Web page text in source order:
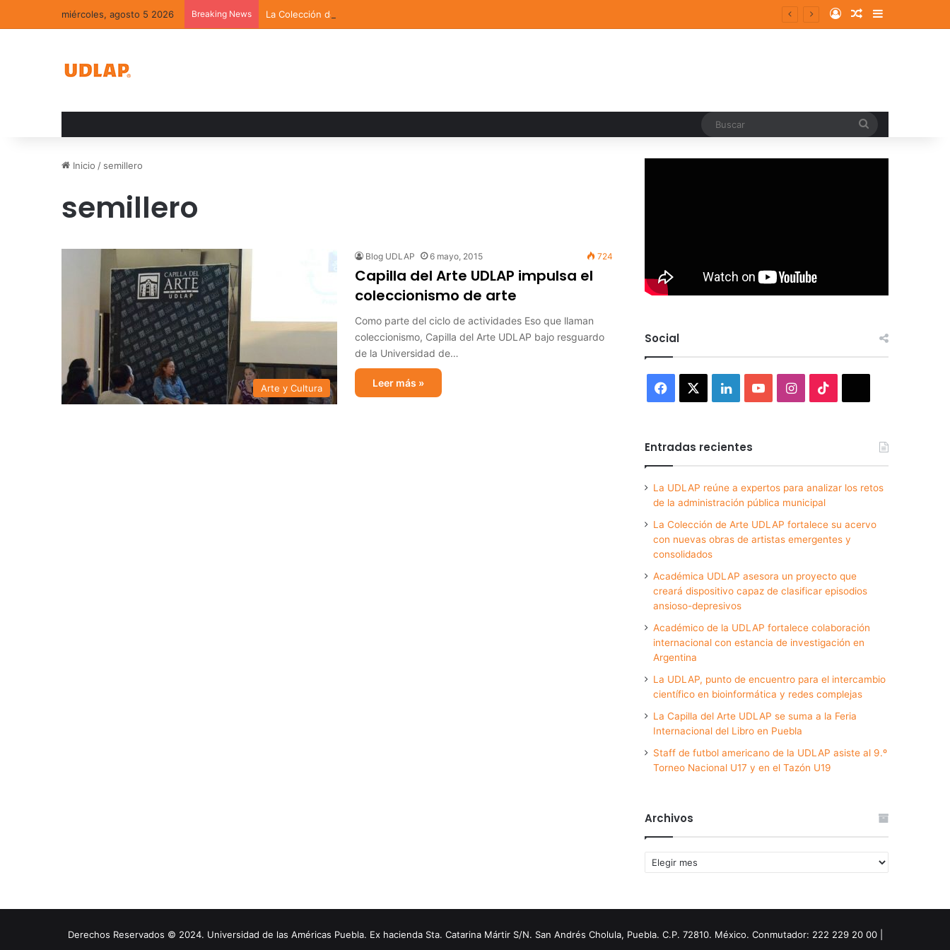
miércoles, agosto 5 2026 Breaking News La Colección de Arte UDLAP fortalece su acervo con nuevas obras de artistas emergentes y consolidados Log InRandom Article
Sidebar
Inicio / semillero
semillero
Arte y Cultura
Blog UDLAP 6 mayo, 2015 724
Capilla del Arte UDLAP impulsa el
coleccionismo de arte
Como parte del ciclo de actividades Eso que llaman
coleccionismo, Capilla del Arte UDLAP bajo resguardo
de la Universidad de…
Leer más »
Social
Facebook LinkedInYouTubeInstagram
Entradas recientes
La UDLAP reúne a expertos para analizar los retos
de la administración pública municipal
La Colección de Arte UDLAP fortalece su acervo
con nuevas obras de artistas emergentes y
consolidados
Académica UDLAP asesora un proyecto que
creará dispositivo capaz de clasificar episodios
ansioso-depresivos
Académico de la UDLAP fortalece colaboración
internacional con estancia de investigación en
Argentina
La UDLAP, punto de encuentro para el intercambio
científico en bioinformática y redes complejas
La Capilla del Arte UDLAP se suma a la Feria
Internacional del Libro en Puebla
Staff de futbol americano de la UDLAP asiste al 9.º
Torneo Nacional U17 y en el Tazón U19
Archivos
Archivos
Derechos Reservados © 2024. Universidad de las Américas Puebla. Ex hacienda Sta. Catarina Mártir S/N. San Andrés Cholula, Puebla. C.P. 72810. México. Conmutador: 222 229 20 00 |